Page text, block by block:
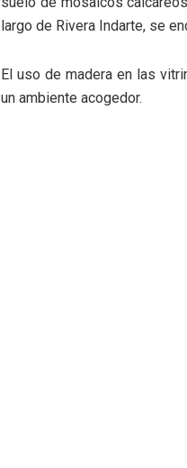
largo de Rivera Indarte, se
El uso de madera en las
un ambiente acogedor.